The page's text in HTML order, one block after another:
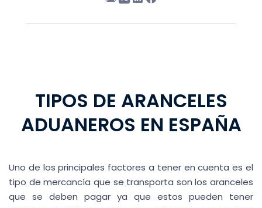
TIPOS DE ARANCELES
ADUANEROS EN ESPAÑA
Uno de los principales factores a tener en cuenta es el
tipo de mercancía que se transporta son los aranceles
que se deben pagar ya que estos pueden tener